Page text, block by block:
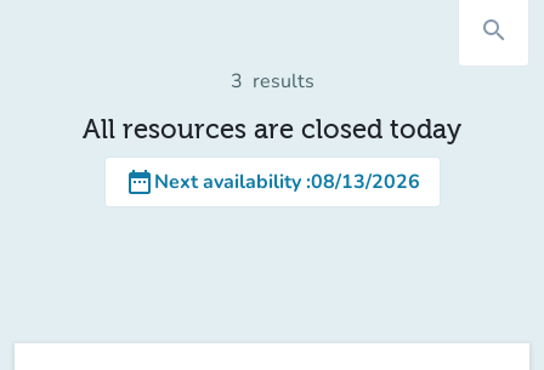
search
3 results
All resources are closed today
date_rangeNext availability:08/13/2026